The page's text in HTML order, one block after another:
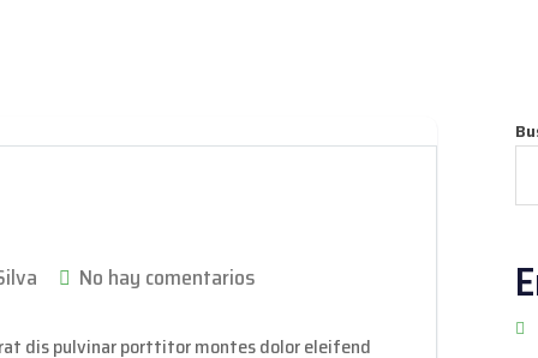
No hay comentarios
dis pulvinar porttitor montes dolor eleifend